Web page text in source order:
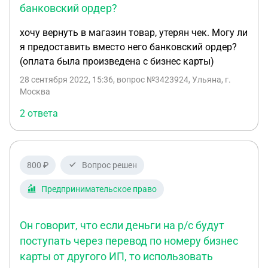
"мой налог") деньги от клиента приходили мне на
то теперь мне нужно указывать расчетный счет
бизнес карты? Или это не обязательно и можно
все реквизиты в договоре оставить теми же? 6)
Мне не нужно никаких лишних действий теперь
делать с самозанятостью и в приложении ? Не
нужно ничего закрывать и тд? Просто появился
очень благодарен) Спасибо)
банковский ордер?
хочу вернуть в магазин товар, утерян чек. Могу ли
я предоставить вместо него банковский ордер?
(оплата была произведена с бизнес карты)
28 сентября 2022, 15:36, вопрос №3423924, Ульяна, г.
Москва
2 ответа
800 ₽ Вопрос решен
Предпринимательское право
Он говорит, что если деньги на р/с будут
поступать через перевод по номеру бизнес
карты от другого ИП, то использовать